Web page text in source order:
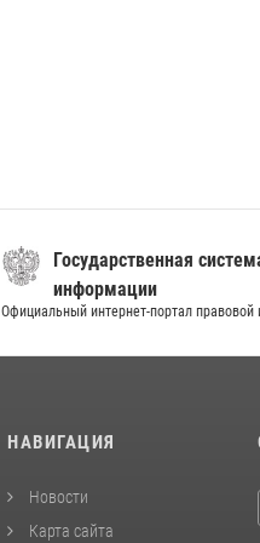
Государственная
информации
Официальный интернет-портал
НАВИГАЦИЯ
Новости
Карта сайта